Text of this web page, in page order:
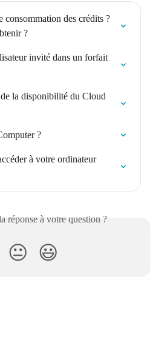
consommation des crédits ?
?
invité dans un forfait
la disponibilité du Cloud
?
à votre ordinateur
réponse à votre question ?
😐 😃